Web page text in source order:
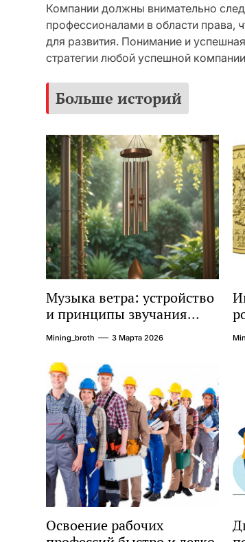
Компании должны внимательно
профессионалами в области права,
для развития. Понимание и
стратегии любой успешной
Больше историй
Музыка ветра: устройство
и принципы звучания
колокольчиков
Mining_broth 3 Марта 2026
Освоение рабочих